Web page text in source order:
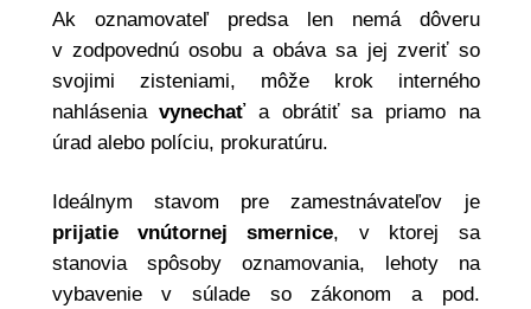
Ak oznamovateľ predsa len nemá dôveru
v zodpovednú osobu a obáva sa jej zveriť so
svojimi zisteniami, môže krok interného
nahláseniavynechať a obrátiť sa priamo na
úrad alebo políciu, prokuratúru.
Ideálnym stavom pre zamestnávateľov je
prijatie vnútornej smernice, v ktorej sa
stanovia spôsoby oznamovania, lehoty na
vybavenie v súlade so zákonom a pod.